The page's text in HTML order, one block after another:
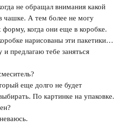
не обращал внимания какой
чашке. А тем более не могу
когда они еще в коробке.
нарисованы эти пакетики…
предлагаю тебе заняться
еще долго не будет
По картинке на упаковке.